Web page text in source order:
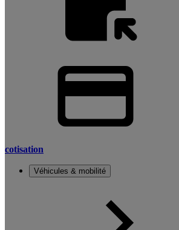
cotisation
Véhicules & mobilité